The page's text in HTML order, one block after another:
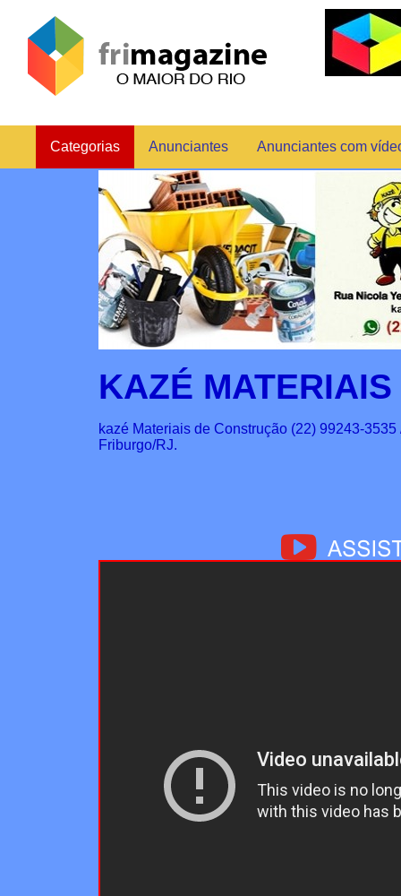
Categorias Anunciantes Anunciantes com
KAZÉ
kazé Materiais de Construção (22) 99243-
Friburgo/RJ.